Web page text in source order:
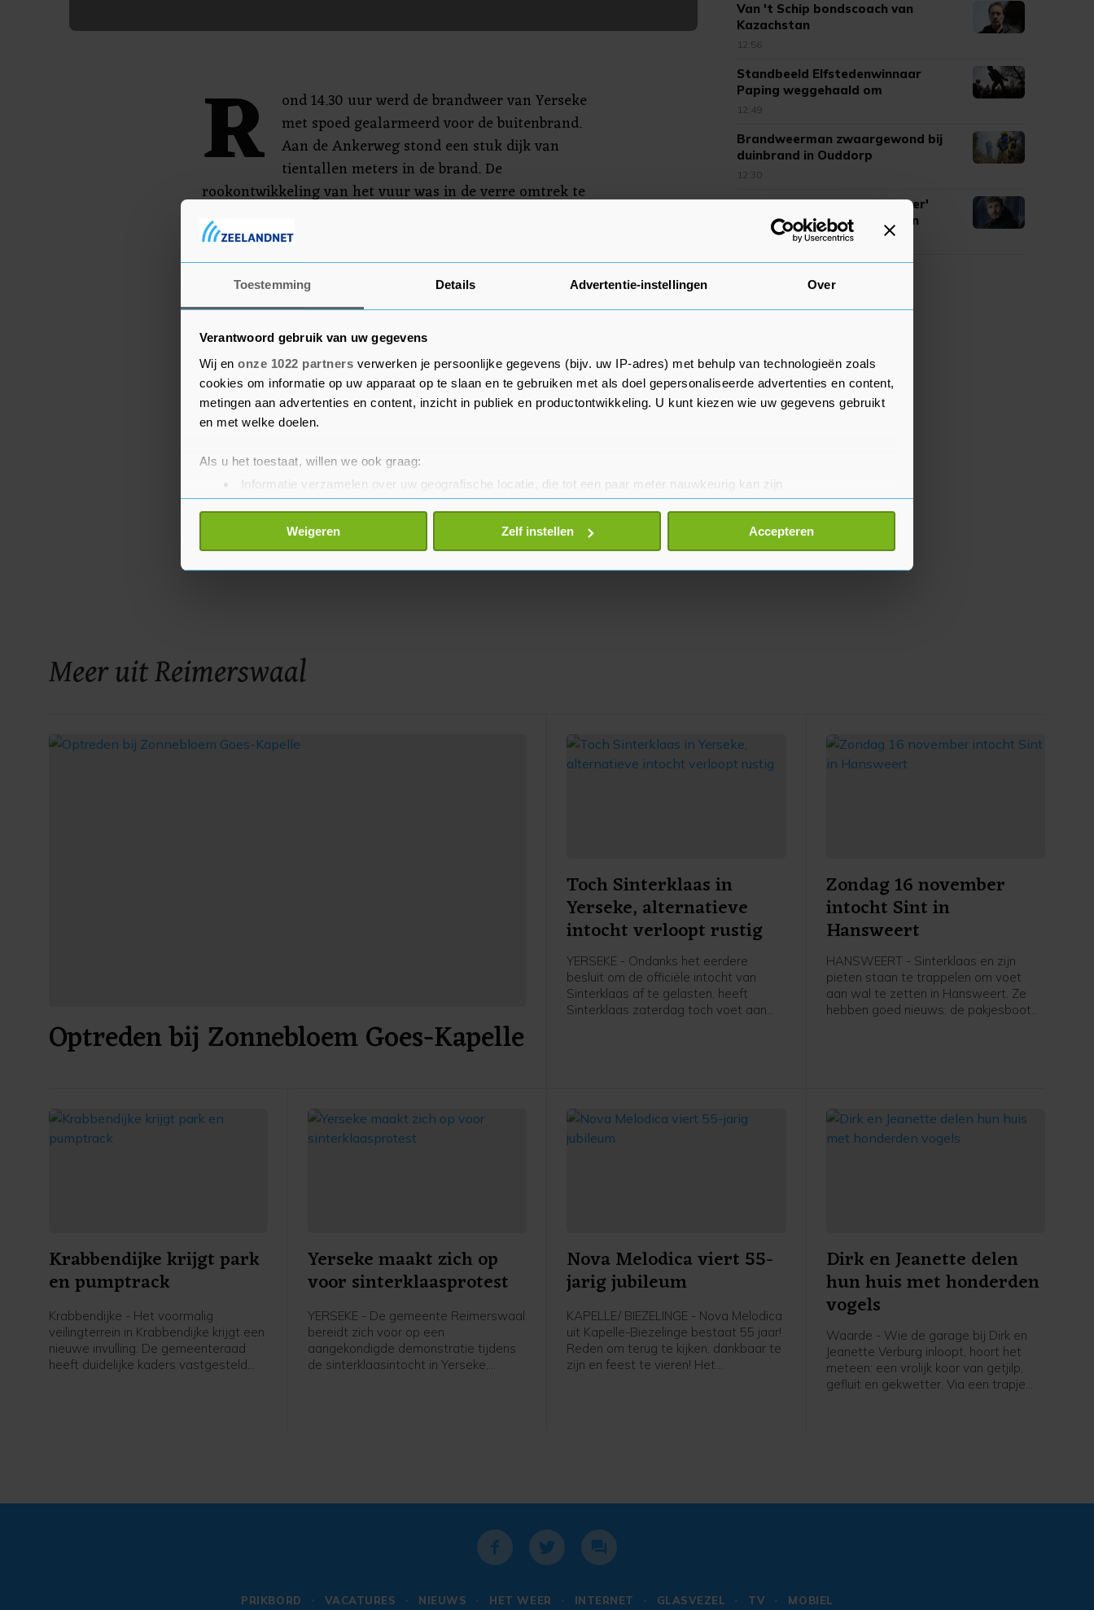
Toestemming Details Advertentie-instellingen Over
Verantwoord gebruik van uw gegevens
Wij en onze 1022 partners verwerken je persoonlijke gegevens (bijv. uw IP-adres) met behulp van technologieën zoals
cookies om informatie op uw apparaat op te slaan en te gebruiken met als doel gepersonaliseerde advertenties en content,
metingen aan advertenties en content, inzicht in publiek en productontwikkeling. U kunt kiezen wie uw gegevens gebruikt
en met welke doelen.
Als u het toestaat, willen we ook graag:
Informatie verzamelen over uw geografische locatie, die tot een paar meter nauwkeurig kan zijn
Uw apparaat identificeren door het actief te scannen op specifieke eigenschappen (fingerprinting)
Lees meer over hoe uw persoonlijke gegevens worden verwerkt en stel uw voorkeuren in het
detailgedeelte
toestemming op elk moment wijzigen of intrekken in de Cookieverklaring.
Weigeren Zelf instellen Accepteren
R
ond 14.30 uur werd de brandweer van Yerseke
met spoed gealarmeerd voor de buitenbrand.
Aan de Ankerweg stond een stuk dijk van
tientallen meters in de brand. De
rookontwikkeling van het vuur was in de verre omtrek te
zien. De brandweer had het vuur snel onder controle en
de brandweerlieden konden al snel weer terug naar de
kazerne.
Meer uit Reimerswaal
Optreden bij Zonnebloem Goes-Kapelle
Toch Sinterklaas in
Yerseke, alternatieve
intocht verloopt rustig
YERSEKE - Ondanks het eerdere
besluit om de officiële intocht van
Sinterklaas af te gelasten, heeft
Sinterklaas zaterdag toch voet aan
Zondag 16 november
intocht Sint in
Hansweert
HANSWEERT - Sinterklaas en zijn
pieten staan te trappelen om voet
aan wal te zetten in Hansweert. Ze
hebben goed nieuws: de pakjesboot
verwelkomen met de bekende
sinterklaas-meezingers.
Krabbendijke krijgt park
en pumptrack
Krabbendijke - Het voormalig
veilingterrein in Krabbendijke krijgt een
nieuwe invulling. De gemeenteraad
heeft duidelijke kaders vastgesteld
Yerseke maakt zich op
voor sinterklaasprotest
YERSEKE - De gemeente Reimerswaal
bereidt zich voor op een
aangekondigde demonstratie tijdens
de sinterklaasintocht in Yerseke,
Nova Melodica viert 55-
jarig jubileum
KAPELLE/ BIEZELINGE - Nova Melodica
uit Kapelle-Biezelinge bestaat 55 jaar!
Reden om terug te kijken, dankbaar te
zijn en feest te vieren! Het
uitzien naar de toekomst. De zon zal
opnieuw opgaan, iedere dag weer.
Dirk en Jeanette delen
hun huis met honderden
vogels
Waarde - Wie de garage bij Dirk en
Jeanette Verburg inloopt, hoort het
meteen: een vrolijk koor van getjilp,
gefluit en gekwetter. Via een trapje
Van 't Schip bondscoach van
Kazachstan
12:56
Standbeeld Elfstedenwinnaar
Paping weggehaald om
beschadigingen
12:49
Brandweerman zwaargewond bij
duinbrand in Ouddorp
12:30
Van Bommel vindt het 'een eer'
bondscoach van België te zijn
PRIKBORD VACATURES NIEUWS HET WEER INTERNET GLASVEZEL TV MOBIEL